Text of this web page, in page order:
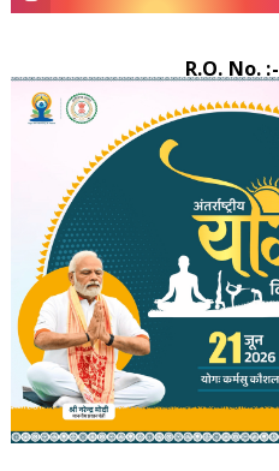
R.O. No. :-